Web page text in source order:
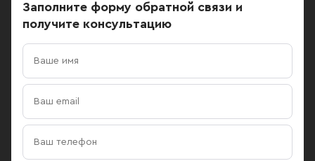
Заполните форму обратной связи и
получите консультацию